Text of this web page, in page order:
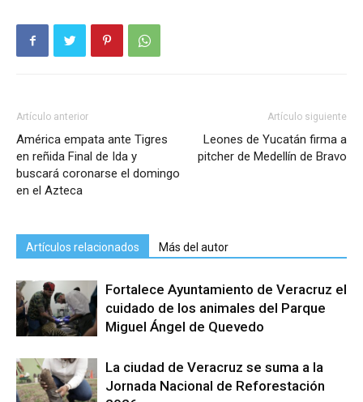
Artículo anterior
América empata ante Tigres
en reñida Final de Ida y
buscará coronarse el domingo
en el Azteca
Artículo siguiente
Leones de Yucatán firma a
pitcher de Medellín de Bravo
Artículos relacionados Más del autor
Fortalece Ayuntamiento de Veracruz el
cuidado de los animales del Parque
Miguel Ángel de Quevedo
La ciudad de Veracruz se suma a la
Jornada Nacional de Reforestación